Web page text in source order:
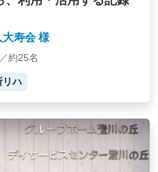
大寿会 様
約25名
リハ